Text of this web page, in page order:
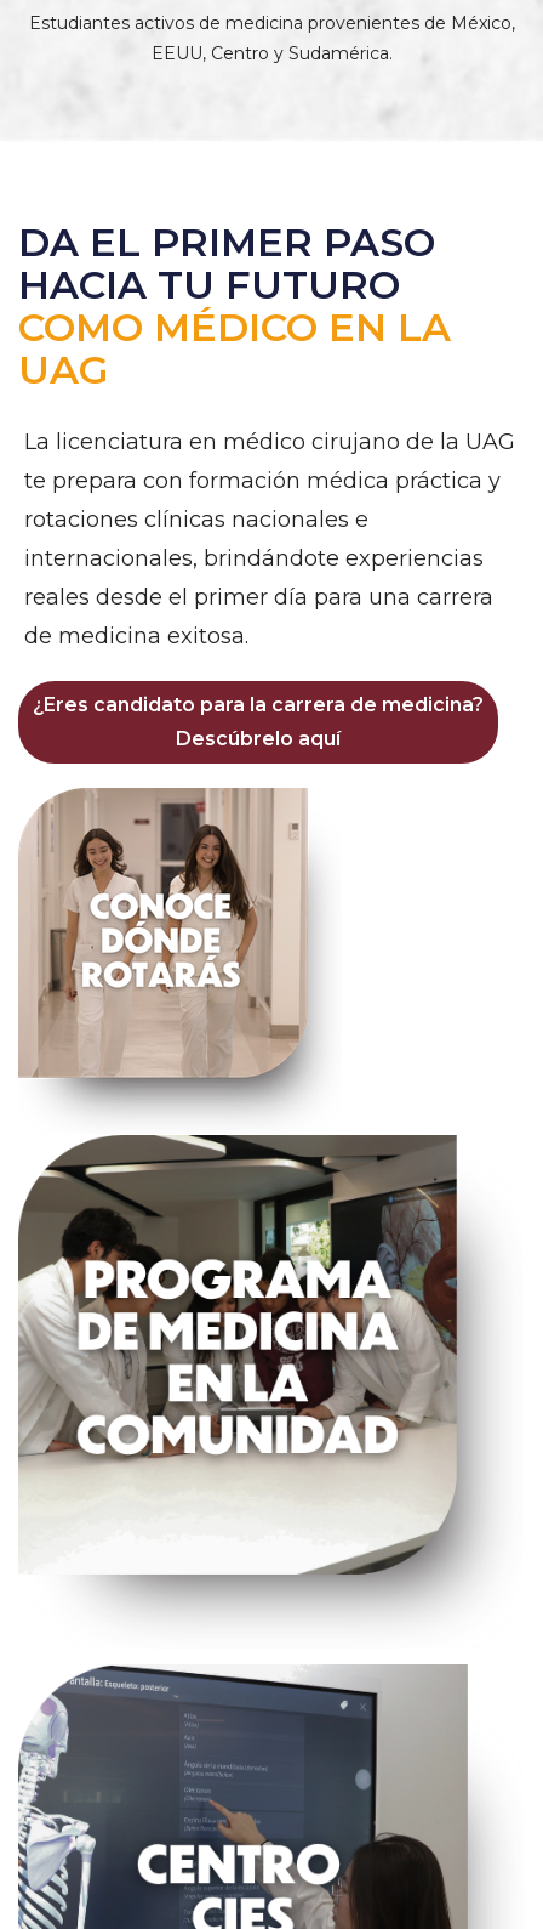
Estudiantes activos de medicina provenientes de México,
EEUU, Centro y Sudamérica.
DA EL PRIMER PASO
HACIA TU FUTURO
COMO MÉDICO EN LA
UAG
La licenciatura en médico cirujano de la UAG
te prepara con formación médica práctica y
rotaciones clínicas nacionales e
internacionales, brindándote experiencias
reales desde el primer día para una carrera
de medicina exitosa.
¿Eres candidato para la carrera de medicina?
Descúbrelo aquí